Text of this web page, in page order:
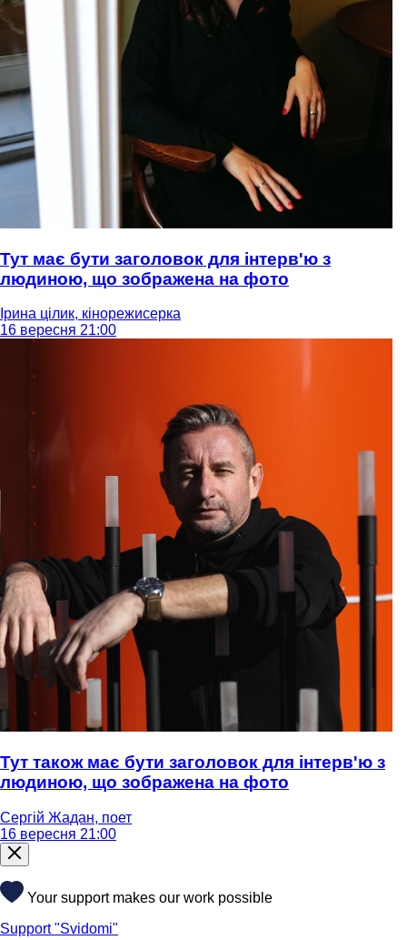
Тут має бути заголовок для інтерв'ю з
людиною, що зображена на фото
Ірина цілик, кінорежисерка
16 вересня 21:00
Тут також має бути заголовок для інтерв'ю з
людиною, що зображена на фото
Сергій Жадан, поет
16 вересня 21:00
Your support makes our work possible
Support "Svidomi"